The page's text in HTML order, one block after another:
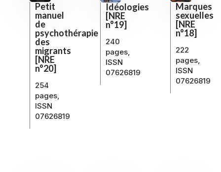
Petit
manuel
de
psychothérapie
des
migrants
[NRE
n°20]
254
pages,
ISSN
07626819
Idéologies
[NRE
n°19]
240
pages,
ISSN
07626819
Marques
sexuelles
[NRE
n°18]
222
pages,
ISSN
07626819